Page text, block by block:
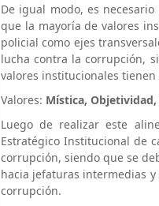
De igual modo, es
que la mayoría de valores
policial como ejes
lucha contra la corrupción,
valores institucionales
Valores: Mística,
Luego de realizar este
Estratégico Institucional de
corrupción, siendo que se
hacia jefaturas intermedias
corrupción.